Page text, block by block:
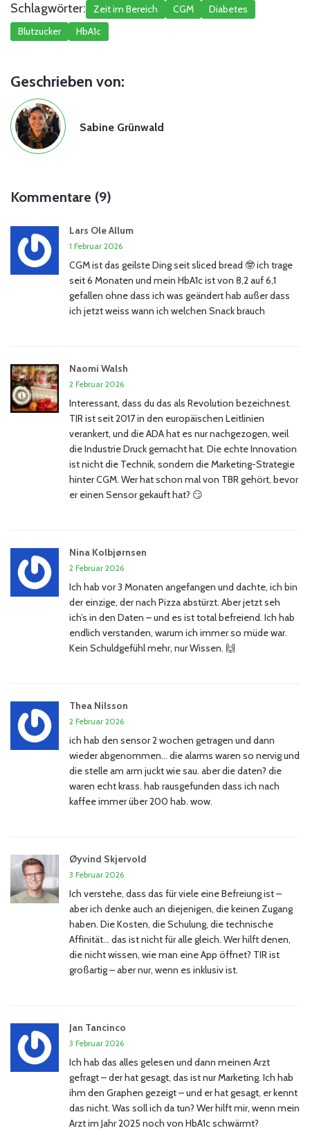
Schlagwörter: Zeit im Bereich CGM
Diabetes
Blutzucker
HbA1c
Geschrieben von:
Sabine Grünwald
Kommentare (9)
Lars Ole Allum
1 Februar 2026
CGM ist das geilste Ding seit sliced bread 🤓 ich trage
seit 6 Monaten und mein HbA1c ist von 8,2 auf 6,1
gefallen ohne dass ich was geändert hab außer dass
ich jetzt weiss wann ich welchen Snack brauch
Naomi Walsh
2 Februar 2026
Interessant, dass du das als Revolution bezeichnest.
TIR ist seit 2017 in den europäischen Leitlinien
verankert, und die ADA hat es nur nachgezogen, weil
die Industrie Druck gemacht hat. Die echte Innovation
ist nicht die Technik, sondern die Marketing-Strategie
hinter CGM. Wer hat schon mal von TBR gehört, bevor
er einen Sensor gekauft hat? 😏
Nina Kolbjørnsen
2 Februar 2026
Ich hab vor 3 Monaten angefangen und dachte, ich bin
der einzige, der nach Pizza abstürzt. Aber jetzt seh
ich’s in den Daten – und es ist total befreiend. Ich hab
endlich verstanden, warum ich immer so müde war.
Kein Schuldgefühl mehr, nur Wissen. 🙌
Thea Nilsson
2 Februar 2026
ich hab den sensor 2 wochen getragen und dann
wieder abgenommen… die alarms waren so nervig und
die stelle am arm juckt wie sau. aber die daten? die
waren echt krass. hab rausgefunden dass ich nach
kaffee immer über 200 hab. wow.
Øyvind Skjervold
3 Februar 2026
Ich verstehe, dass das für viele eine Befreiung ist –
aber ich denke auch an diejenigen, die keinen Zugang
haben. Die Kosten, die Schulung, die technische
Affinität… das ist nicht für alle gleich. Wer hilft denen,
die nicht wissen, wie man eine App öffnet? TIR ist
großartig – aber nur, wenn es inklusiv ist.
Jan Tancinco
3 Februar 2026
Ich hab das alles gelesen und dann meinen Arzt
gefragt – der hat gesagt, das ist nur Marketing. Ich hab
ihm den Graphen gezeigt – und er hat gesagt, er kennt
das nicht. Was soll ich da tun? Wer hilft mir, wenn mein
Arzt im Jahr 2025 noch von HbA1c schwärmt?